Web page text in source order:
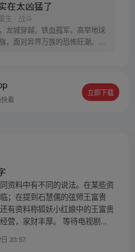
在太凶猛了
生 · 战斗
龙城穿越，铁血孤军，高举地球
，面对异界万族的恐怖狂潮。五
改写自己、改写父母，甚至是全
！
看
立即下载
资料中有不同的说法。在某些资
；在提到石慧儒的弦师王富贵
有资料称狐妖小红娘中的王富贵
营，家财丰厚。 等待电视剧...
23:57